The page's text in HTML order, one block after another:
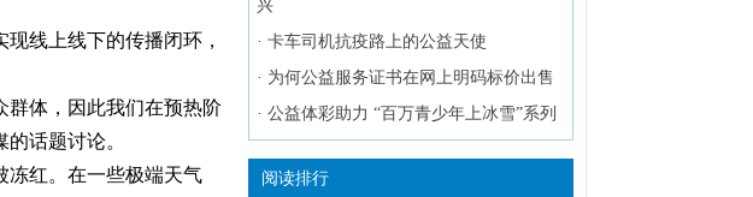
线上线下的传播闭环，
体，因此我们在预热阶
话题讨论。
红。在一些极端天气
兴
· 卡车司机抗疫路上的公益天使
· 为何公益服务证书在网上明码标价出售
· 公益体彩助力 “百万青少年上冰雪”系列
阅读排行